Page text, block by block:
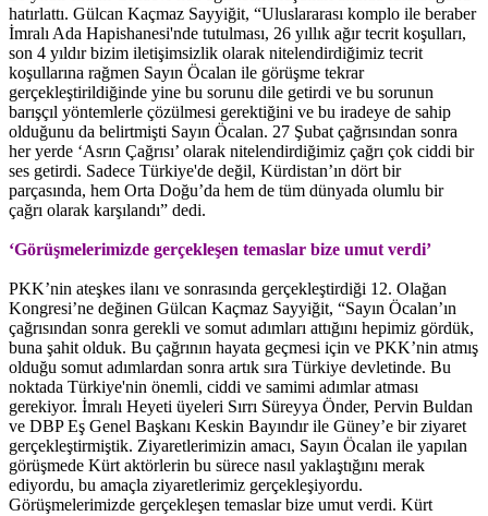
hatırlattı. Gülcan Kaçmaz Sayyiğit, “Uluslararası komplo ile beraber
İmralı Ada Hapishanesi'nde tutulması, 26 yıllık ağır tecrit koşulları,
son 4 yıldır bizim iletişimsizlik olarak nitelendirdiğimiz tecrit
koşullarına rağmen Sayın Öcalan ile görüşme tekrar
gerçekleştirildiğinde yine bu sorunu dile getirdi ve bu sorunun
barışçıl yöntemlerle çözülmesi gerektiğini ve bu iradeye de sahip
olduğunu da belirtmişti Sayın Öcalan. 27 Şubat çağrısından sonra
her yerde ‘Asrın Çağrısı’ olarak nitelendirdiğimiz çağrı çok ciddi bir
ses getirdi. Sadece Türkiye'de değil, Kürdistan’ın dört bir
parçasında, hem Orta Doğu’da hem de tüm dünyada olumlu bir
çağrı olarak karşılandı” dedi.
‘Görüşmelerimizde gerçekleşen temaslar bize umut verdi’
PKK’nin ateşkes ilanı ve sonrasında gerçekleştirdiği 12. Olağan
Kongresi’ne değinen Gülcan Kaçmaz Sayyiğit, “Sayın Öcalan’ın
çağrısından sonra gerekli ve somut adımları attığını hepimiz gördük,
buna şahit olduk. Bu çağrının hayata geçmesi için ve PKK’nin atmış
olduğu somut adımlardan sonra artık sıra Türkiye devletinde. Bu
noktada Türkiye'nin önemli, ciddi ve samimi adımlar atması
gerekiyor. İmralı Heyeti üyeleri Sırrı Süreyya Önder, Pervin Buldan
ve DBP Eş Genel Başkanı Keskin Bayındır ile Güney’e bir ziyaret
gerçekleştirmiştik. Ziyaretlerimizin amacı, Sayın Öcalan ile yapılan
görüşmede Kürt aktörlerin bu sürece nasıl yaklaştığını merak
ediyordu, bu amaçla ziyaretlerimiz gerçekleşiyordu.
Görüşmelerimizde gerçekleşen temaslar bize umut verdi. Kürt